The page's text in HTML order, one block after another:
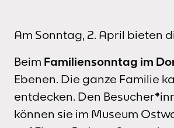
Am Sonntag, 2. April bieten
Beim Familiensonntag im
Ebenen. Die ganze Familie
entdecken. Den
können sie im Museum